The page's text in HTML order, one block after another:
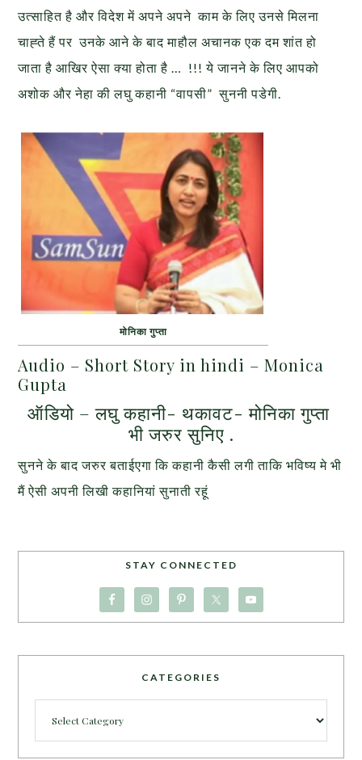
उत्साहित है और विदेश में अपने अपने काम के लिए उनसे मिलना
चाह्ते हैं पर उनके आने के बाद माहौल अचानक एक दम शांत हो
जाता है आखिर ऐसा क्या होता है … !!! ये जानने के लिए आपको
अशोक और नेहा की लघु कहानी “वापसी” सुननी पडेगी.
मोनिका गुप्ता
Audio – Short Story in hindi – Monica
Gupta
ऑडियो – लघु कहानी- थकावट- मोनिका गुप्ता
भी जरुर सुनिए .
सुनने के बाद जरुर बताईएगा कि कहानी कैसी लगी ताकि भविष्य मे भी
मैं ऐसी अपनी लिखी कहानियां सुनाती रहूं
STAY CONNECTED
CATEGORIES